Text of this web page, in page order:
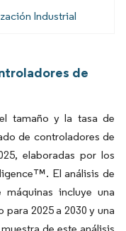
Industrial
de
tamaño y la tasa de
de controladores de
elaboradas por los
El análisis de
incluye una
2025 a 2030 y una